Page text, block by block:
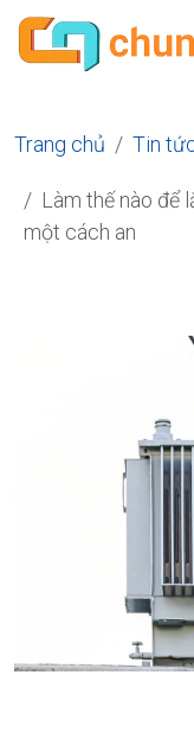
Trang chủ Tin
Làm thế nào để
một cách an